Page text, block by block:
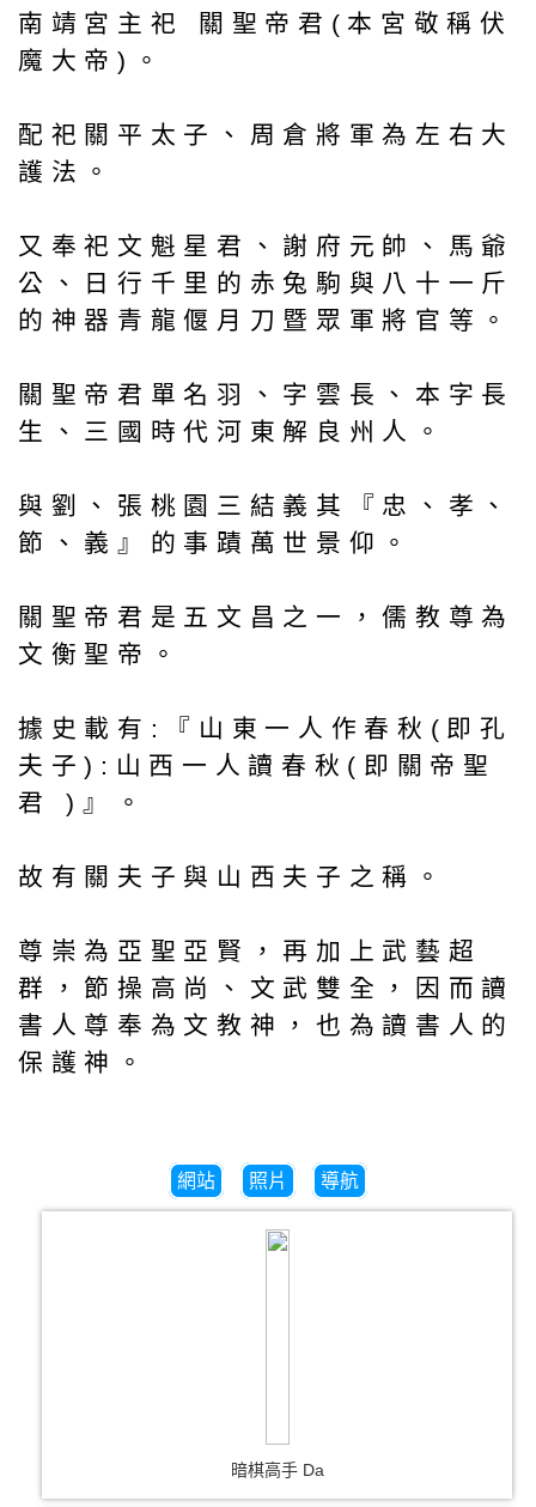
南靖宮主祀 關聖帝君(本宮敬稱伏
魔大帝)。
配祀關平太子、周倉將軍為左右大
護法。
又奉祀文魁星君、謝府元帥、馬爺
公、日行千里的赤兔駒與八十一斤
的神器青龍偃月刀暨眾軍將官等。
關聖帝君單名羽、字雲長、本字長
生、三國時代河東解良州人。
與劉、張桃園三結義其『忠、孝、
節、義』的事蹟萬世景仰。
關聖帝君是五文昌之一，儒教尊為
文衡聖帝。
據史載有:『山東一人作春秋(即孔
夫子):山西一人讀春秋(即關帝聖
君 )』。
故有關夫子與山西夫子之稱。
尊崇為亞聖亞賢，再加上武藝超
群，節操高尚、文武雙全，因而讀
書人尊奉為文教神，也為讀書人的
保護神。
網站 照片 導航
暗棋高手 Da